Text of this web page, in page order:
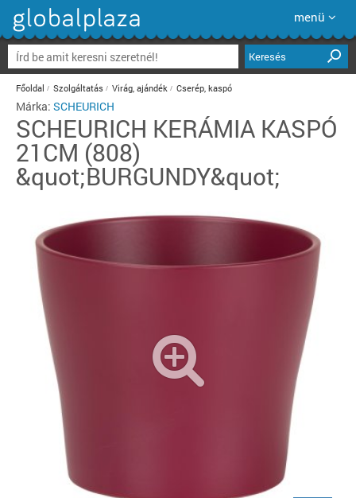
menü
Keresés
Főoldal Szolgáltatás Virág, ajándék Cserép, kaspó
Márka: SCHEURICH
SCHEURICH KERÁMIA KASPÓ
21CM (808)
&quot;BURGUNDY&quot;